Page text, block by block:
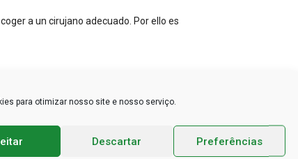
para otimizar nosso site e nosso serviço.
Descartar Preferências
a un cirujano adecuado. Por ello es